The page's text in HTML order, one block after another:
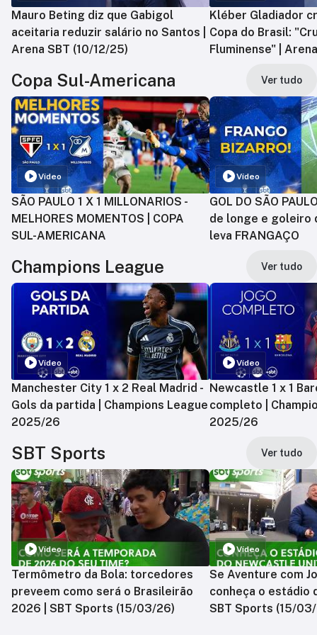
Mauro Beting diz que Gabigol
aceitaria reduzir salário no Santos |
Arena SBT (10/12/25)
Kléber Gladiador
Copa do Brasil:
Fluminense" |
Copa Sul-Americana Ver tudo
Vídeo
SÃO PAULO 1 X 1 MILLONARIOS -
MELHORES MOMENTOS | COPA
SUL-AMERICANA
Vídeo
GOL DO SÃO
de longe e goleiro
leva FRANGAÇO
Champions League Ver tudo
Vídeo
Manchester City 1 x 2 Real Madrid -
Gols da partida | Champions League
2025/26
Vídeo
Newcastle 1 x 1
completo |
2025/26
SBT Sports Ver tudo
Vídeo
Termômetro da Bola: torcedores
preveem como será o Brasileirão
2026 | SBT Sports (15/03/26)
Vídeo
Se Aventure com
conheça o estádio
SBT Sports (15/